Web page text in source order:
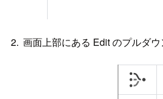
画面上部にある Edit のプルダ